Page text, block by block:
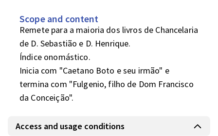
Scope and content
Remete para a maioria dos livros de Chancelaria
de D. Sebastião e D. Henrique.
Índice onomástico.
Inicia com "Caetano Boto e seu irmão" e
termina com "Fulgenio, filho de Dom Francisco
da Conceição".
Access and usage conditions